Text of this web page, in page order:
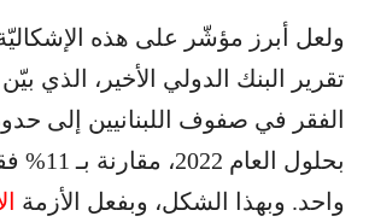
ولعل أبرز مؤشّر على هذه
تقرير البنك الدولي الأخير، الذي
بحلول
واحد. وبهذا الشكل، وبفعل الأزمة